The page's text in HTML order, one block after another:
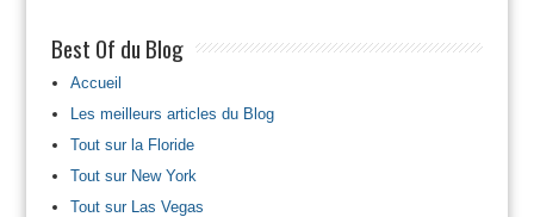
Best Of du Blog
Accueil
Les meilleurs articles du Blog
Tout sur la Floride
Tout sur New York
Tout sur Las Vegas